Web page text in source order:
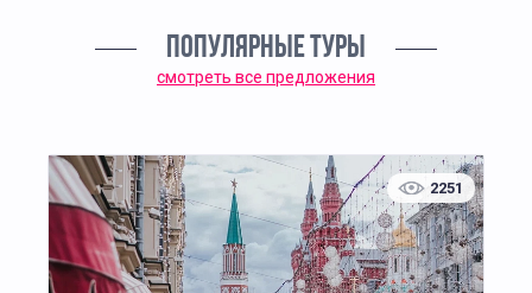
ПОПУЛЯРНЫЕ ТУРЫ
смотреть все предложения
2251